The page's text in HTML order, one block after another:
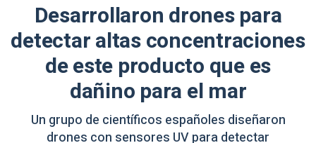
Desarrollaron drones para
detectar altas concentraciones
de este producto que es
dañino para el mar
Un grupo de científicos españoles diseñaron
drones con sensores UV para detectar